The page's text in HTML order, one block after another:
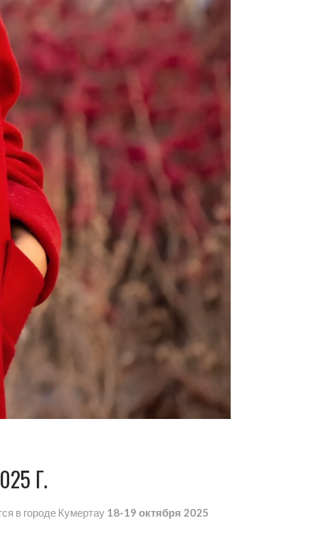
Г.
в городе Кумертау 18-19 октября 2025